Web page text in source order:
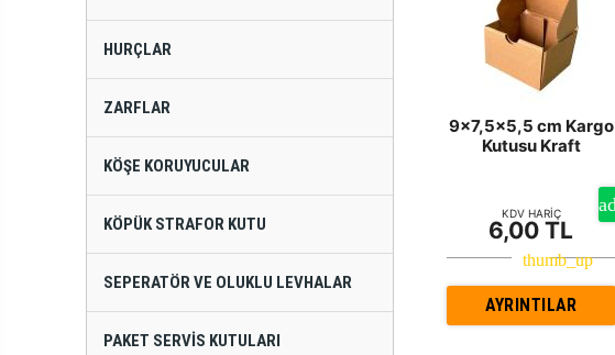
HURÇLAR
ZARFLAR
KÖŞE KORUYUCULAR
KÖPÜK STRAFOR KUTU
SEPERATÖR VE OLUKLU LEVHALAR
PAKET SERVIS KUTULARI
9x7,5x5,5 cm Kargo
Kutusu Kraft
KDV HARİÇ
6,00 TL
AYRINTILAR